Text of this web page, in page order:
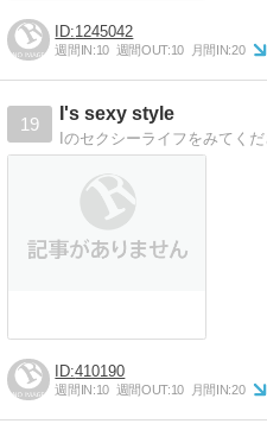
1245042
週間IN:10 週間OUT:10 月間IN:20
19
I's sexy style
Iのセクシーライフをみてく
410190
週間IN:10 週間OUT:10 月間IN:20